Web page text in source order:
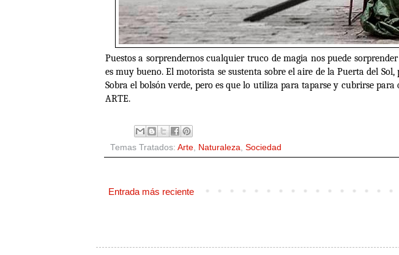
Puestos a sorprendernos cualquier truco de magia nos puede
es muy bueno. El motorista se sustenta sobre el aire de la Puerta del
Sobra el bolsón verde, pero es que lo utiliza para taparse y cubrirse
ARTE.
Temas Tratados: Arte, Naturaleza Sociedad
Entrada más reciente